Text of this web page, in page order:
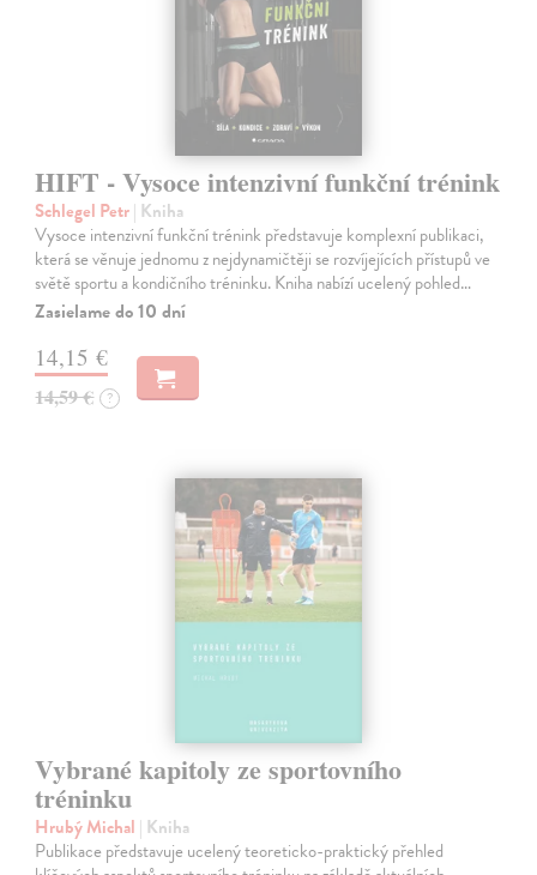
HIFT - Vysoce intenzivní funkční trénink
Schlegel Petr| Kniha
Vysoce intenzivní funkční trénink představuje komplexní publikaci,
která se věnuje jednomu z nejdynamičtěji se rozvíjejících přístupů ve
světě sportu a kondičního tréninku. Kniha nabízí ucelený pohled…
Zasielame do 10 dní
14,15 €
14,59 € ?
Vybrané kapitoly ze sportovního
tréninku
Hrubý Michal | Kniha
Publikace představuje ucelený teoreticko-praktický přehled